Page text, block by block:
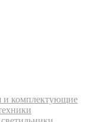
и комплектующие